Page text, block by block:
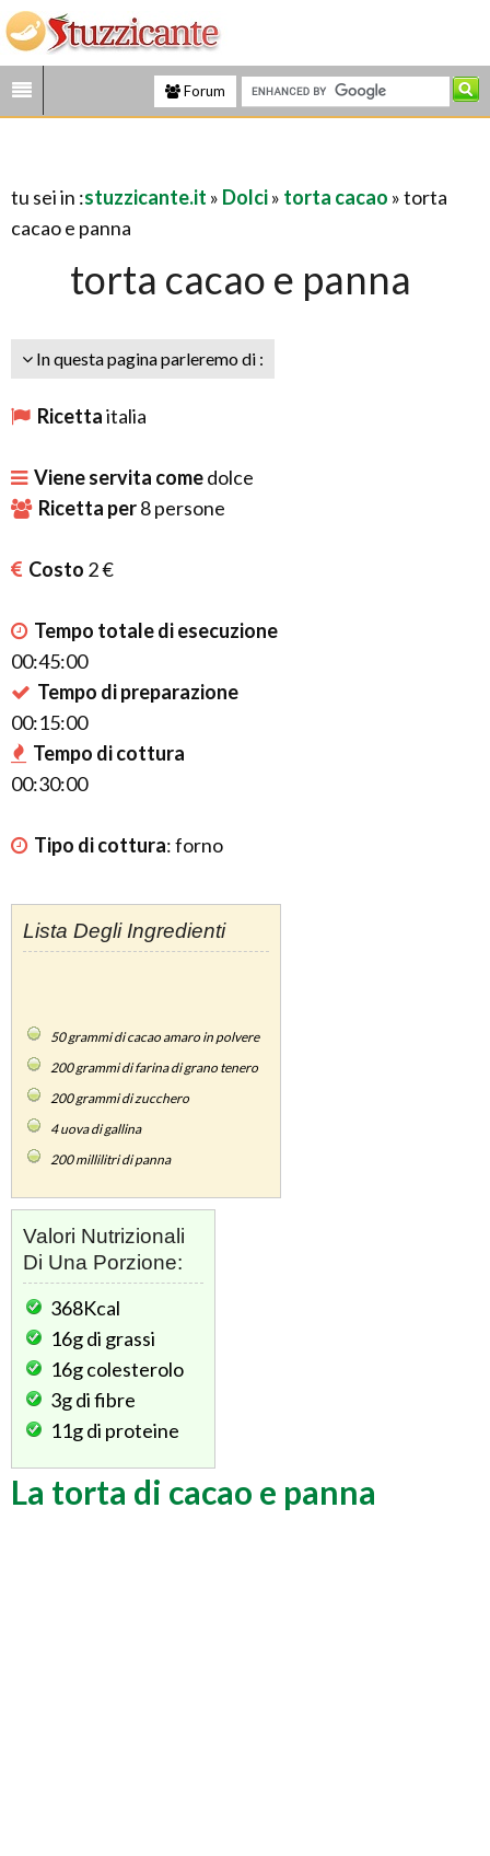
Forum
tu sei in :stuzzicante.it » Dolci» torta cacao » torta
cacao e panna
torta cacao e panna
In questa pagina parleremo di :
Ricettaitalia
Viene servita comedolce
Ricetta per8persone
Costo 2 €
Tempo totale di esecuzione
00:45:00
Tempo di preparazione
00:15:00
Tempo di cottura
00:30:00
Tipo di cottura:forno
Lista Degli Ingredienti
50grammi di cacao amaro in polvere
200grammi di farina di grano tenero
200grammi di zucchero
4uova di gallina
200millilitri di panna
Valori Nutrizionali
Di Una Porzione:
368Kcal
16gdi grassi
16gcolesterolo
3gdi fibre
11gdi proteine
La torta di cacao e panna